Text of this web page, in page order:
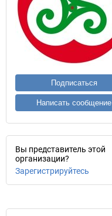
Подписаться
Написать сообщение
Вы представитель этой
организации?
Зарегистрируйтесь